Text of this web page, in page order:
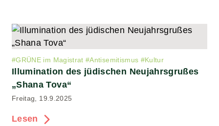
#GRÜNE im Magistrat #Antisemitismus #Kultur
Illumination des jüdischen Neujahrsgrußes
„Shana Tova“
Freitag, 19.9.2025
Lesen